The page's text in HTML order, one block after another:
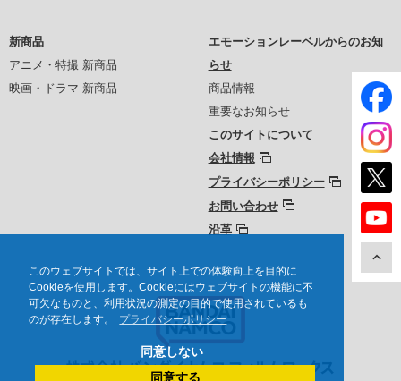
このウェブサイトでは、サイト上での体験向上を目的に
Cookieを使用します。Cookieにはウェブサイトの機能に不
可欠なものと、利用状況の測定の目的で使用されているも
のが存在します。
プライバシーポリシー
同意しない
同意する
新商品
アニメ・特撮 新商品
映画・ドラマ 新商品
エモーションレーベルからのお知
らせ
商品情報
重要なお知らせ
このサイトについて
会社情報
プライバシーポリシー
お問い合わせ
沿革